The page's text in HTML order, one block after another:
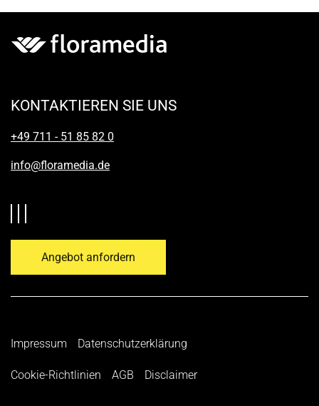
KONTAKTIEREN SIE UNS
+49 711 - 51 85 82 0
info@floramedia.de
Angebot anfordern
Impressum Datenschutzerklärung
Cookie-Richtlinien AGB Disclaimer